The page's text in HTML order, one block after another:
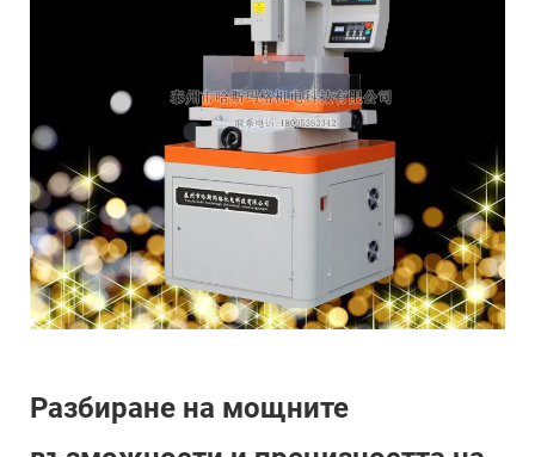
Разбиране на мощните